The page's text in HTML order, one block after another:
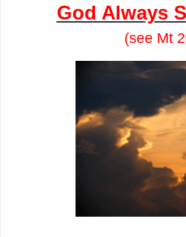
God Always
(see Mt